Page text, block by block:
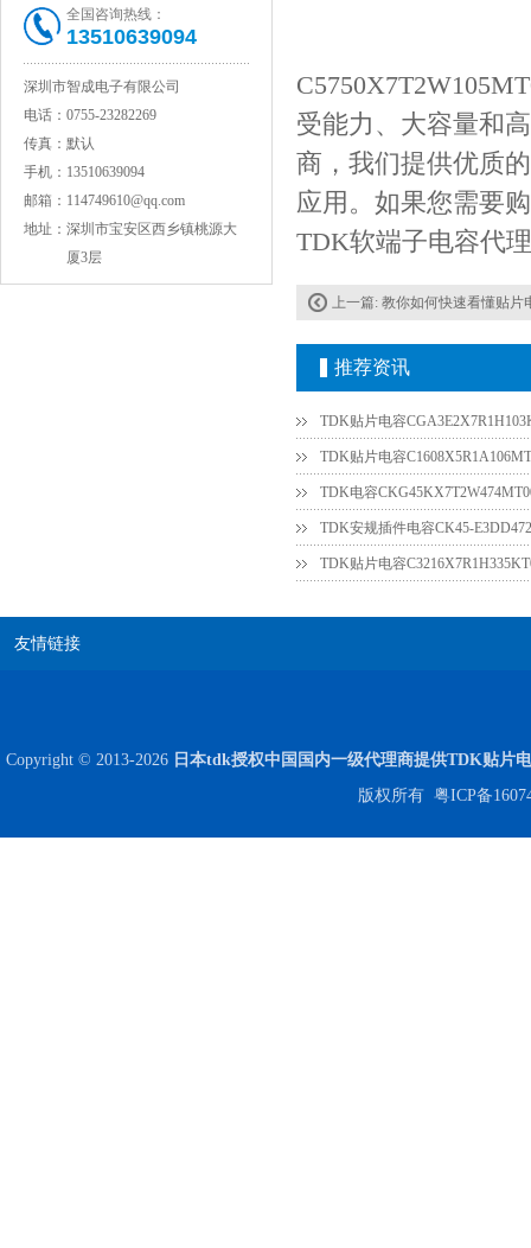
全国咨询热线：
13510639094
深圳市智成电子有限公司
电话： 0755-23282269
传真： 默认
手机： 13510639094
邮箱： 114749610@qq.com
地址： 深圳市宝安区西乡镇桃源大
厦3层
受能力、大容量和
商，我们提供优质
应用。如果您需要
TDK软端子电容代
上一篇: 教你如何快速看懂贴片
推荐资讯
TDK贴片电容
TDK贴片电容
TDK电容
TDK贴片电容
友情链接
Copyright © 2013-2026 日本tdk授权中国国内一级代理商提供TDK贴片
版权所有 粤ICP备